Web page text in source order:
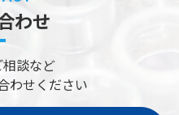
わせ
談など
わせください